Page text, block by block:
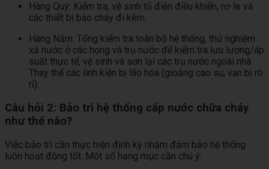
Hàng Quý: Kiểm tra, vệ sinh tủ điện điều khiển, rơ-le và
các thiết bị báo cháy đi kèm.
Hàng Năm: Tổng kiểm tra toàn bộ hệ thống, thử nghiệm
xả nước ở các họng và trụ nước để kiểm tra lưu lượng/áp
suất thực tế, vệ sinh và sơn lại các trụ nước ngoài nhà.
Thay thế các linh kiện bị lão hóa (gioăng cao su, van bị rò
rỉ).
Câu hỏi 2: Bảo trì hệ thống cấp nước chữa cháy
như thế nào?
Việc bảo trì cần thực hiện định kỳ nhằm đảm bảo hệ thống
luôn hoạt động tốt. Một số hạng mục cần chú ý: